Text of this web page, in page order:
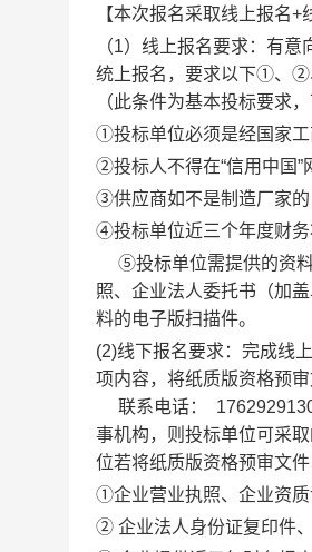
【本次报名采取线上报名+
（1）线上报名要求： 有意
统上报名， 要求以下①、②
（此条件为基本投标要求
①投标单位必须是经国家
②投标人不得在“信用中国”
③供应商如不是制造厂家
④投标单位近三个年度财务
⑤投标单位需提供的资
照、企业法人委托书（加
料的电子版扫描件。
(2)线下报名要求：完成线
项内容，将纸质版资格预
联系电话：
事机构，则投标单位可采
位若将纸质版资格预审文
①企业营业执照、企业资质
② 企业法人身份证复印件